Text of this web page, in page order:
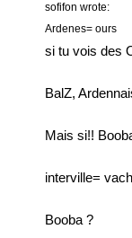
sofifon wrote:
Ardenes= ours
si tu vois des
BalZ,
Mais si!!
interville=
Booba ?